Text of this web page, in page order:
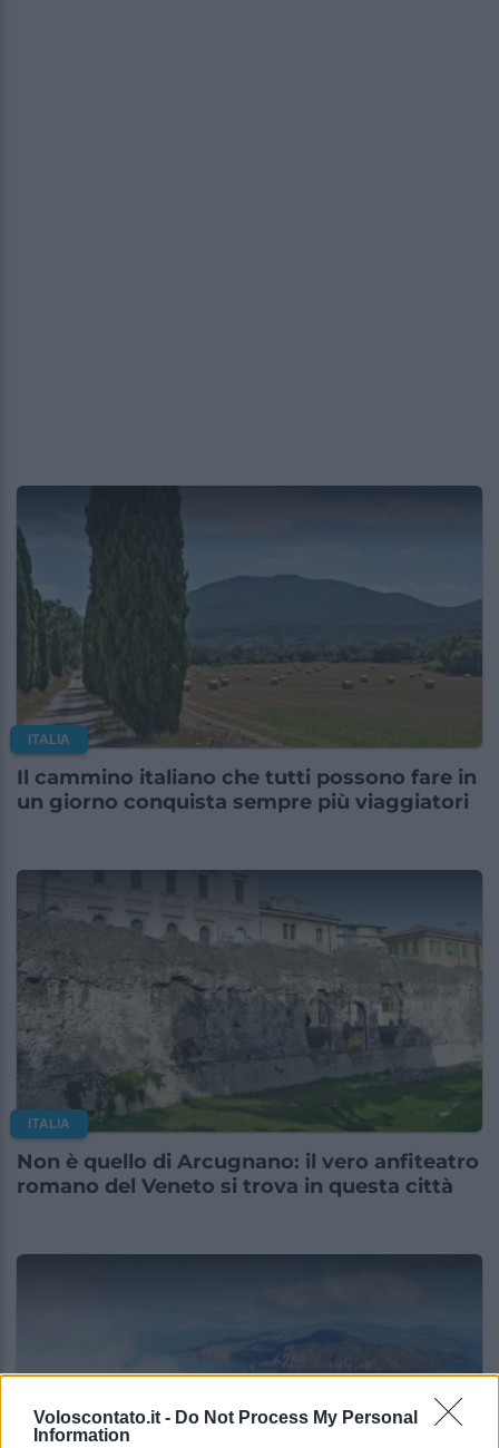
Voloscontato.it - Do Not Process My Personal
Information
ITALIA
Il cammino italiano che tutti possono fare in
un giorno conquista sempre più viaggiatori
ITALIA
Non è quello di Arcugnano: il vero anfiteatro
romano del Veneto si trova in questa città